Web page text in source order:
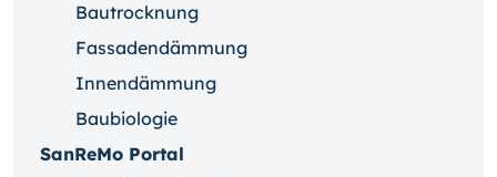
Bautrocknung
Fassadendämmung
Innendämmung
Baubiologie
SanReMo Portal